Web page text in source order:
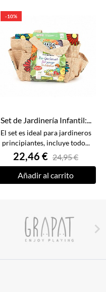
-10%
Set de Jardinería Infantil:...
El set es ideal para jardineros
principiantes, incluye todo...
22,46 € 24,95 €
Añadir al carrito
